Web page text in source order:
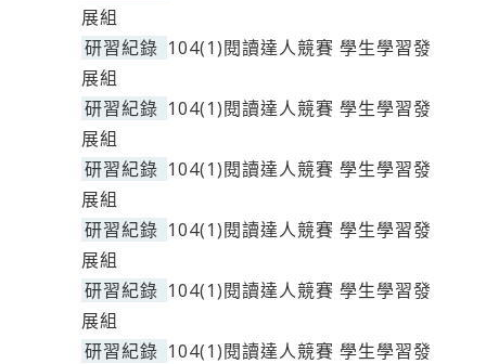
展組
研習紀錄 104(1)閱讀達人競賽 學生學習發
展組
研習紀錄 104(1)閱讀達人競賽 學生學習發
展組
研習紀錄 104(1)閱讀達人競賽 學生學習發
展組
研習紀錄 104(1)閱讀達人競賽 學生學習發
展組
研習紀錄 104(1)閱讀達人競賽 學生學習發
展組
研習紀錄 104(1)閱讀達人競賽 學生學習發